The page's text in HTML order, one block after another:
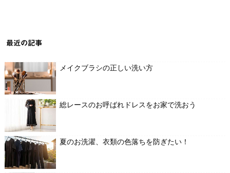
最近の記事
メイクブラシの正しい洗い方
総レースのお呼ばれドレスをお家で洗おう
夏のお洗濯、衣類の色落ちを防ぎたい！